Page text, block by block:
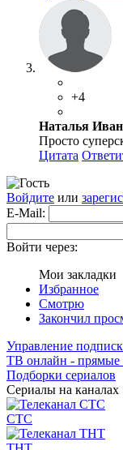
+4
Наталья
Просто
Цитата
Войдите или
E-Mail:
Войти через:
Мои закладки
Избранное
Смотрю
Закончил
Управление
ТВ онлайн -
Подборки сериалов
Сериалы на каналах
СТС